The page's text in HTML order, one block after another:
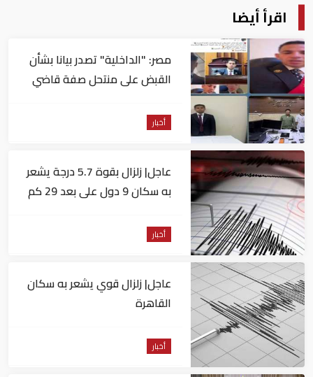
اقرأ أيضا
مصر: "الداخلية" تصدر بيانا بشأن
القبض على منتحل صفة قاضي
أخبار
عاجل| زلزال بقوة 5.7 درجة يشعر
به سكان 9 دول على بعد 29 كم
أخبار
عاجل| زلزال قوي يشعر به سكان
القاهرة
أخبار